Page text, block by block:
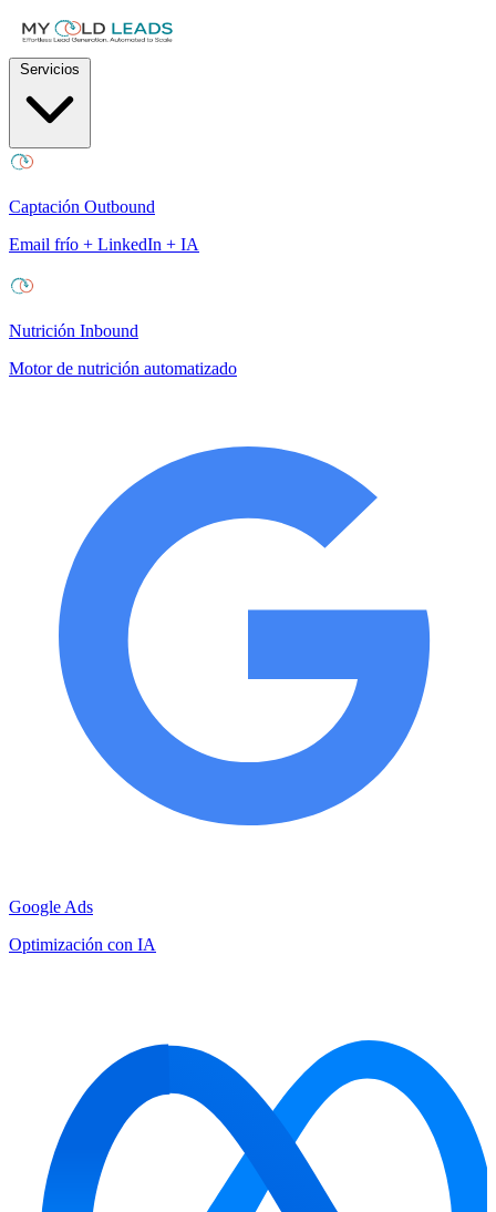
Captación Outbound
Email frío + LinkedIn + IA
Nutrición Inbound
Motor de nutrición automatizado
Google Ads
Optimización con IA